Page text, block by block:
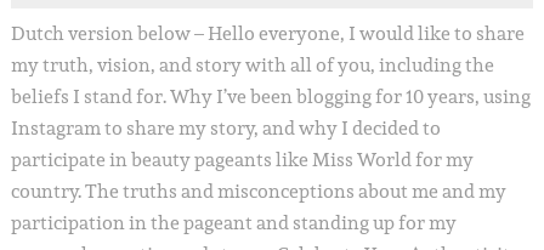
Dutch version below – Hello everyone, I would like to share
my truth, vision, and story with all of you, including the
beliefs I stand for. Why I’ve been blogging for 10 years, using
Instagram to share my story, and why I decided to
participate in beauty pageants like Miss World for my
country. The truths and misconceptions about me and my
participation in the pageant and standing up for my